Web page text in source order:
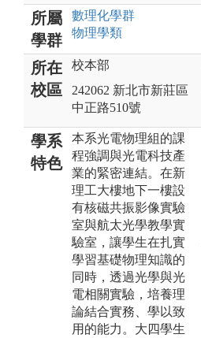
所屬
學群
數理化學群
物理學類
所在
校區
校本部
242062 新北市新莊區
中正路510號
學系
特色
本系光電物理組的課
程強調與光電科技產
業的緊密連結。在新
理工大樓地下一樓設
有核磁共振影像實驗
室與航太光學教學實
驗室，讓學生在扎實
學習基礎物理知識的
同時，透過光學與光
電相關實驗，培養理
論結合實務、學以致
用的能力。大四學生